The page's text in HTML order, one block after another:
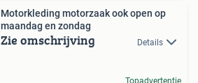
Motorkleding motorzaak ook open op
maandag en zondag
Zie omschrijving Details